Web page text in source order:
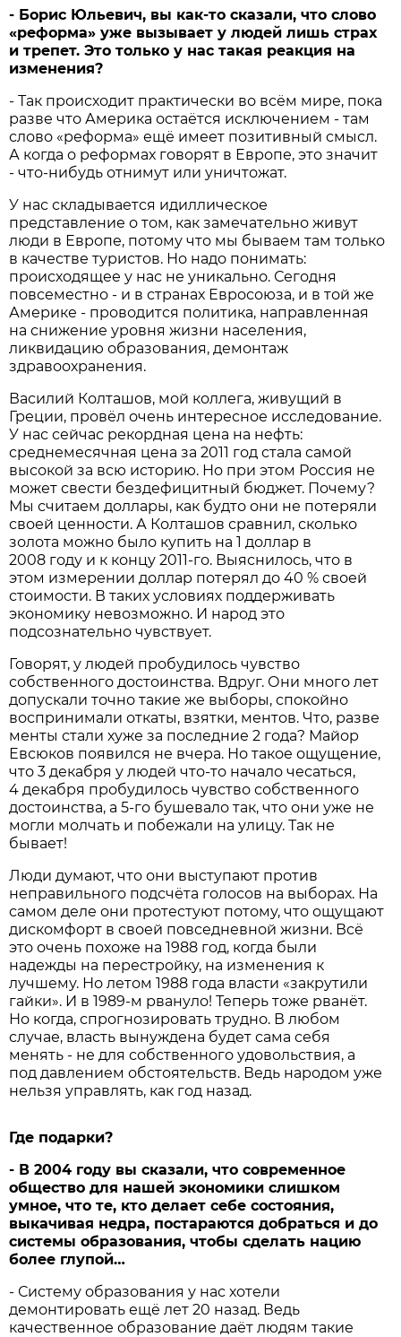
- Борис Юльевич, вы как-то сказали, что слово
«реформа» уже вызывает у людей лишь страх
и трепет. Это только у нас такая реакция на
изменения?
- Так происходит практически во всём мире, пока
разве что Америка остаётся исключением - там
слово «реформа» ещё имеет позитивный смысл.
А когда о реформах говорят в Европе, это значит
- что-нибудь отнимут или уничтожат.
У нас складывается идиллическое
представление о том, как замечательно живут
люди в Европе, потому что мы бываем там только
в качестве туристов. Но надо понимать:
происходящее у нас не уникально. Сегодня
повсеместно - и в странах Евросоюза, и в той же
Америке - проводится политика, направленная
на снижение уровня жизни населения,
ликвидацию образования, демонтаж
здравоохранения.
Василий Колташов, мой коллега, живущий в
Греции, провёл очень интересное исследование.
У нас сейчас рекордная цена на нефть:
среднемесячная цена за 2011 год стала самой
высокой за всю историю. Но при этом Россия не
может свести бездефицитный бюджет. Почему?
Мы считаем доллары, как будто они не потеряли
своей ценности. А Колташов сравнил, сколько
золота можно было купить на 1 доллар в
2008 году и к концу 2011-го. Выяснилось, что в
этом измерении доллар потерял до 40 % своей
стоимости. В таких условиях поддерживать
экономику невозможно. И народ это
подсознательно чувствует.
Говорят, у людей пробудилось чувство
собственного достоинства. Вдруг. Они много лет
допускали точно такие же выборы, спокойно
воспринимали откаты, взятки, ментов. Что, разве
менты стали хуже за последние 2 года? Майор
Евсюков появился не вчера. Но такое ощущение,
что 3 декабря у людей что-то начало чесаться,
4 декабря пробудилось чувство собственного
достоинства, а 5-го бушевало так, что они уже не
могли молчать и побежали на улицу. Так не
бывает!
Люди думают, что они выступают против
неправильного подсчёта голосов на выборах. На
самом деле они протестуют потому, что ощущают
дискомфорт в своей повседневной жизни. Всё
это очень похоже на 1988 год, когда были
надежды на перестройку, на изменения к
лучшему. Но летом 1988 года власти «закрутили
гайки». И в 1989-м рвануло! Теперь тоже рванёт.
Но когда, спрогнозировать трудно. В любом
случае, власть вынуждена будет сама себя
менять - не для собственного удовольствия, а
под давлением обстоятельств. Ведь народом уже
нельзя управлять, как год назад.
Где подарки?
- В 2004 году вы сказали, что современное
общество для нашей экономики слишком
умное, что те, кто делает себе состояния,
выкачивая недра, постараются добраться и до
системы образования, чтобы сделать нацию
более глупой…
- Систему образования у нас хотели
демонтировать ещё лет 20 назад. Ведь
качественное образование даёт людям такие